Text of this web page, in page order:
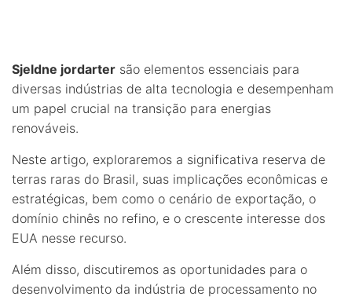
Sjeldne jordarter são elementos essenciais para
diversas indústrias de alta tecnologia e desempenham
um papel crucial na transição para energias
renováveis.
Neste artigo, exploraremos a significativa reserva de
terras raras do Brasil, suas implicações econômicas e
estratégicas, bem como o cenário de exportação, o
domínio chinês no refino, e o crescente interesse dos
EUA nesse recurso.
Além disso, discutiremos as oportunidades para o
desenvolvimento da indústria de processamento no